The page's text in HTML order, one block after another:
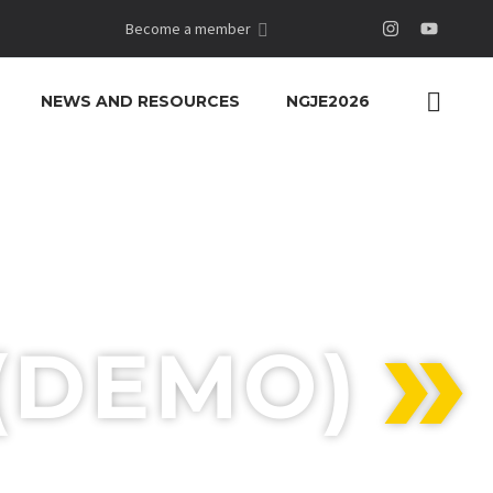
Become a member
NEWS AND RESOURCES NGJE2026